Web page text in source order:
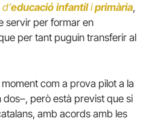
educació infantiliprimària,
servir per formar en
per tant puguin transferir al
com a prova pilot a la
dos–, però està previst que si
amb acords amb les